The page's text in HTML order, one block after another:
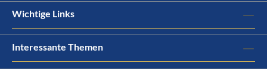
Wichtige Links
Interessante Themen